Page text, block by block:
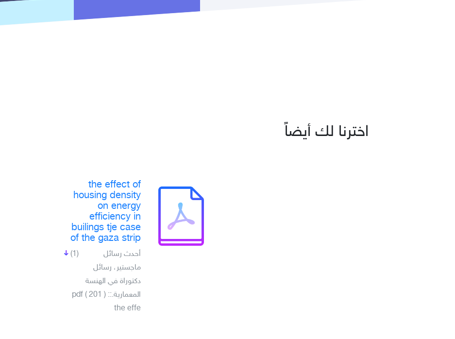
اخترنا لك أيضاً
the effect of
housing density
on energy
efficiency in
builings tje case
of the gaza strip
(1)
أحدث رسائل
ماجستير، رسائل
دكتوراة في الهنسة
المعمارية.pdf ( 201 ) ::
the effe